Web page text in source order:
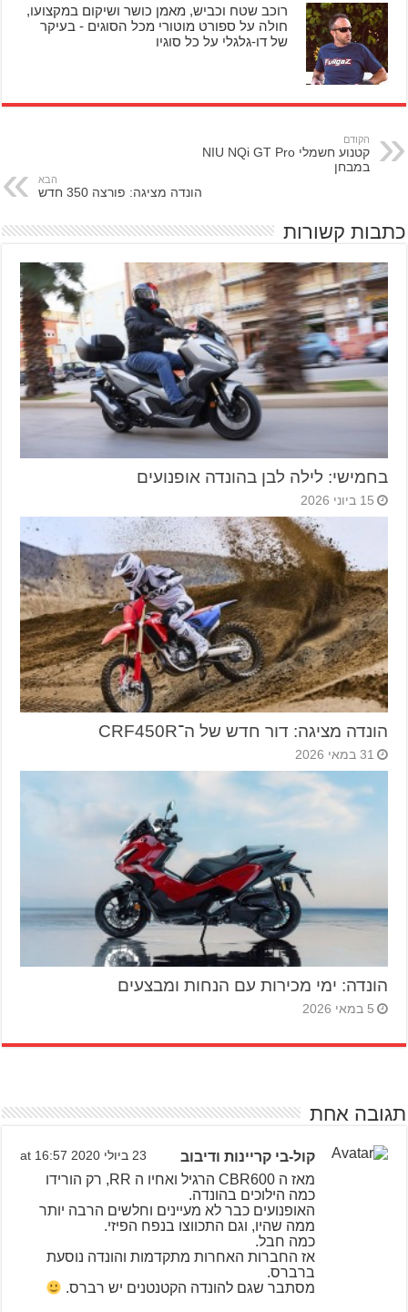
רוכב שטח וכביש, מאמן כושר ושיקום במקצועו,
חולה על ספורט מוטורי מכל הסוגים - בעיקר
של דו-גלגלי על כל סוגיו
הקודם
קטנוע חשמלי NIU NQi GT Pro
במבחן
הבא
הונדה מציגה: פורצה 350 חדש
כתבות קשורות
בחמישי: לילה לבן בהונדה אופנועים
15 ביוני 2026
הונדה מציגה: דור חדש של ה־CRF450R
31 במאי 2026
הונדה: ימי מכירות עם הנחות ומבצעים
5 במאי 2026
תגובה אחת
קול-בי קריינות ודיבוב 23 ביולי 2020 at 16:57
מאז ה CBR600 הרגיל ואחיו ה RR, רק הורידו
כמה הילוכים בהונדה.
האופנועים כבר לא מעיינים וחלשים הרבה יותר
ממה שהיו, וגם התכווצו בנפח הפיזי.
כמה חבל.
אז החברות האחרות מתקדמות והונדה נוסעת
ברברס.
מסתבר שגם להונדה הקטנטנים יש רברס.